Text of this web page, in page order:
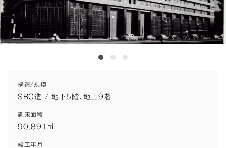
構造/規模
SRC造 / 地下5階、地上9階
延床面積
90,891㎡
竣工年月